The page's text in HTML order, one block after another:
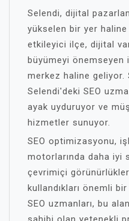
Selendi, dijital
yükselen bir yer
etkileyici ilçe, dijital
büyümeyi
merkez haline geliyor.
Selendi'deki SEO
ayak uyduruyor ve
hizmetler sunuyor.
SEO optimizasyonu,
motorlarında daha iyi
çevrimiçi
kullandıkları önemli
SEO uzmanları, bu